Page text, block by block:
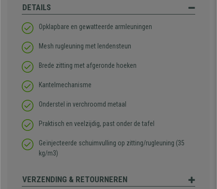
DETAILS
Opklapbare en gewatteerde armleuningen
Mesh rugleuning met lendensteun
Brede zitting met afgeronde hoeken
Kantelmechanisme
Onderstel in verchroomd metaal
Praktisch en veelzijdig, past onder de tafel
Geïnjecteerde schuimvulling op zitting/rugleuning (35
kg/m3)
VERZENDING & RETOURNEREN